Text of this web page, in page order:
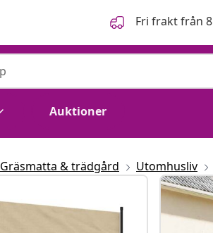
Fri frakt från
Auktioner
Gräsmatta & trädgård Utomhusliv